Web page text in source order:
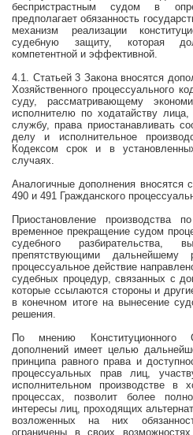
беспристрастным судом в
предполагает обязанность
механизм реализации
судебную защиту, которая
компетентной и эффективной.
4.1. Статьей 3 Закона вносятся
Хозяйственного процессуального
суду, рассматривающему
исполнителю по ходатайству
службу, права приостанавливать
делу и исполнительное
Кодексом срок и в
случаях.
Аналогичные дополнения вносятся
490 и 491 Гражданского
Приостановление производства
временное прекращение судом
судебного разбирательства,
препятствующими дальнейшему
процессуальное действие
судебных процедур, связанных с
которые ссылаются стороны и
в конечном итоге на вынесение
решения.
По мнению Конституционного
дополнений имеет целью
принципа равного права и
процессуальных прав лиц,
исполнительном производстве в
процессах, позволит более
интересы лиц, проходящих
возложенных на них
ограничены в своих